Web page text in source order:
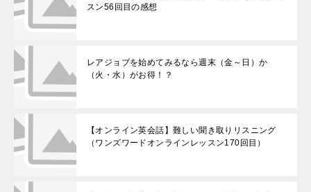
スン56回目の感想
レアジョブを始めてみるなら週末（金～日）か
（火・水）がお得！？
【オンライン英会話】難しい聞き取りリスニング
（ワンズワードオンラインレッスン170回目）